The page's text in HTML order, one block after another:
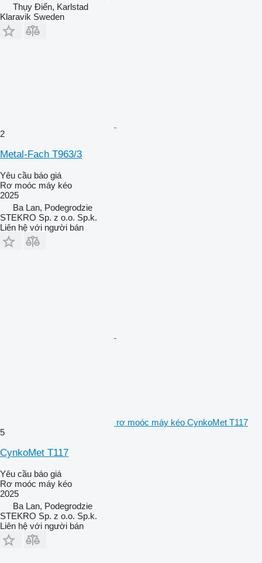
Thụy Điển, Karlstad
Klaravik Sweden
2
Metal-Fach T963/3
Yêu cầu báo giá
Rơ moóc máy kéo
2025
Ba Lan, Podegrodzie
STEKRO Sp. z o.o. Sp.k.
Liên hệ với người bán
rơ moóc máy kéo CynkoMet T117
5
CynkoMet T117
Yêu cầu báo giá
Rơ moóc máy kéo
2025
Ba Lan, Podegrodzie
STEKRO Sp. z o.o. Sp.k.
Liên hệ với người bán